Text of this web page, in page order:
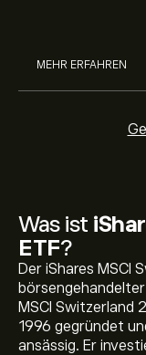
Was ist
ETF?
Der iShares MSCI
MSCI Switzerland
1996 gegründet
ansässig. Er
MEHR ERFAHREN